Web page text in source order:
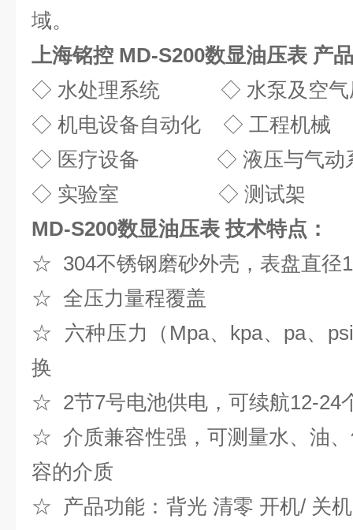
域。
上海铭控 MD-S200数显油压表 产
◇ 水处理系统 ◇ 水泵及空气
◇ 机电设备自动化 ◇ 工程机械
◇ 医疗设备 ◇ 液压与气动
◇ 实验室 ◇ 测试架
MD-S200数显油压表 技术特点：
☆ 304不锈钢磨砂外壳，表盘直径
☆ 全压力量程覆盖
☆ 六种压力（Mpa、kpa、pa、
换
☆ 2节7号电池供电，可续航12-24
☆ 介质兼容性强，可测量水、油
容的介质
☆ 产品功能：背光 清零 开机/ 关